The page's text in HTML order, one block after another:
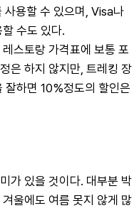
사용할 수 있으며, Visa나
수도 있다.
스토랑 가격표에 보통 포
은 하지 않지만, 트레킹 장
잘하면 10%정도의 할인은
가 있을 것이다. 대부분 박
울에도 여름 못지 않게 많